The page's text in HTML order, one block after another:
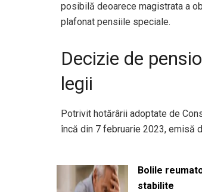
posibilă deoarece magistrata a
plafonat pensiile speciale.
Decizie de
legii
Potrivit hotărârii adoptate de
încă din 7 februarie 2023, emisă
Bolile
stabilite